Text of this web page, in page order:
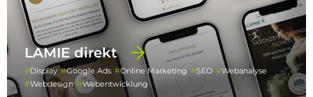
LAMIE direkt
Display Google Ads Online Marketing SEO
Webanalyse
Webdesign
Webentwicklung